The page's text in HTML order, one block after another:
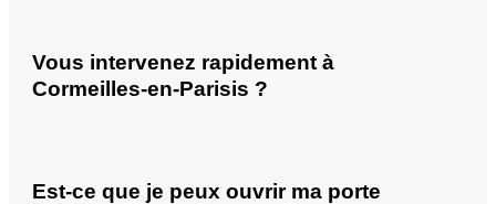
Vous intervenez rapidement à
Cormeilles-en-Parisis ?
Est-ce que je peux ouvrir ma porte